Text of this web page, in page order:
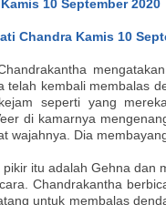
10 September 2020
Chandra Kamis 10
telah kembali membalas
seperti yang
di kamarnya
wajahnya. Dia
pikir itu adalah Gehna dan
Chandrakantha
untuk membalas